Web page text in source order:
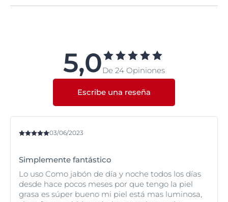
poros obstruidos y las bacterias. Sin embargo, usar los
productos adecuados es clave. Los geles limpiadores
diseñados específicamente para piel con tendencia
acneica son mucho más eficaces que las alternativas
agresivas a base de jabón, ya que limpian suavemente
sin eliminar los aceites naturales de la piel.
5,0De 24 Opiniones
Escribe una reseña
03/06/2023
Simplemente fantástico
Lo uso Como jabón de día y noche todos los días
desde hace pocos meses por que tengo la piel
grasa es súper bueno mi piel está mas luminosa,